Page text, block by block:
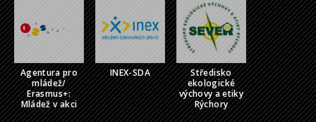
Agentura pro
mládež/
Erasmus+:
Mládež v akci
INEX-SDA
Středisko
ekologické
výchovy a etiky
Rýchory